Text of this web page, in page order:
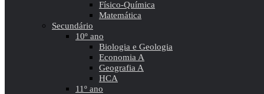
Físico-Química
Matemática
Secundário
10º ano
Biologia e Geologia
Economia A
Geografia A
HCA
11º ano